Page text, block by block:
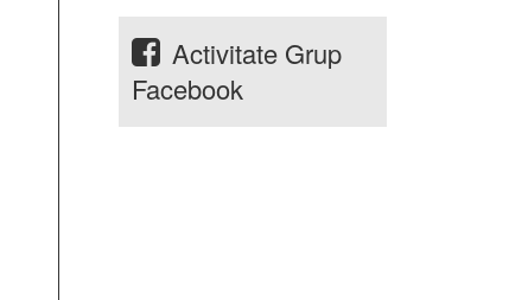
Activitate Grup
Facebook